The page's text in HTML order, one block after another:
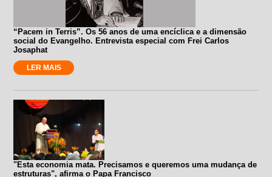
“Pacem in Terris”. Os 56 anos de uma encíclica e a dimensão
social do Evangelho. Entrevista especial com Frei Carlos
Josaphat
LER MAIS
"Esta economia mata. Precisamos e queremos uma mudança de
estruturas", afirma o Papa Francisco